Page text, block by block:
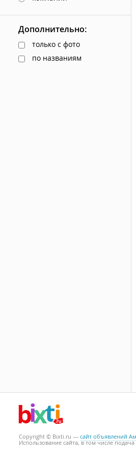
Дополнительно:
только с фото
по названиям
Copyright © Bixti.ru — сайт объявлений
Использование сайта, в том числе